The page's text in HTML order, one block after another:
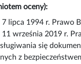
oceny):
lipca 1994 r. Prawo
września 2019 r.
się
z